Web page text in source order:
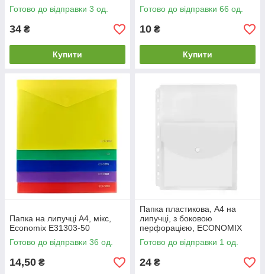
Готово до відправки 3 од.
34 ₴
Купити
Готово до відправки 66 од.
10 ₴
Купити
Папка на липучці А4, мікс,
Economix Е31303-50
Готово до відправки 36 од.
14,50 ₴
Папка пластикова, А4 на
липучці, з боковою
перфорацією, ECONOMIX
Е31311
Готово до відправки 1 од.
24 ₴